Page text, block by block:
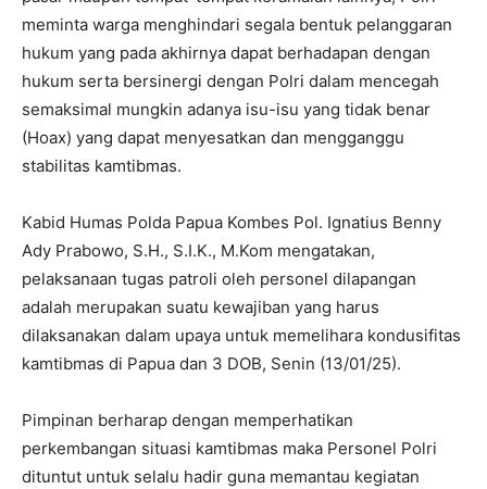
meminta warga menghindari segala bentuk pelanggaran
hukum yang pada akhirnya dapat berhadapan dengan
hukum serta bersinergi dengan Polri dalam mencegah
semaksimal mungkin adanya isu-isu yang tidak benar
(Hoax) yang dapat menyesatkan dan mengganggu
stabilitas kamtibmas.
Kabid Humas Polda Papua Kombes Pol. Ignatius Benny
Ady Prabowo, S.H., S.I.K., M.Kom mengatakan,
pelaksanaan tugas patroli oleh personel dilapangan
adalah merupakan suatu kewajiban yang harus
dilaksanakan dalam upaya untuk memelihara kondusifitas
kamtibmas di Papua dan 3 DOB, Senin (13/01/25).
Pimpinan berharap dengan memperhatikan
perkembangan situasi kamtibmas maka Personel Polri
dituntut untuk selalu hadir guna memantau kegiatan